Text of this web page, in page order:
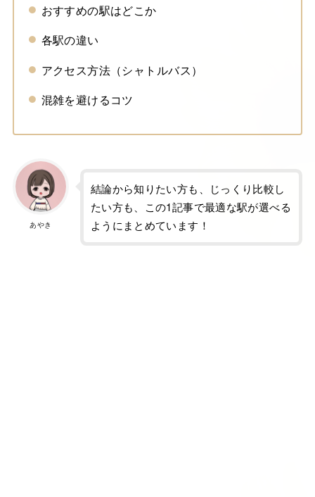
おすすめの駅はどこか
各駅の違い
アクセス方法（シャトルバス）
混雑を避けるコツ
あやき
結論から知りたい方も、じっくり比較し
たい方も、この1記事で最適な駅が選べる
ようにまとめています！